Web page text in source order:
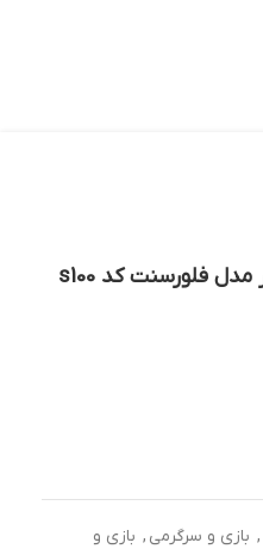
خمیر مجسمه سازی کوه نور مدل فلورسنت کد s100
, بازی و سرگرمی , بازی و